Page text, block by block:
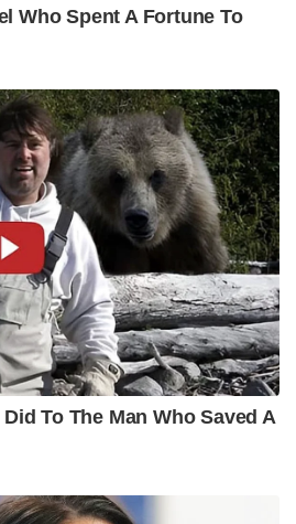
Who Spent A Fortune To
To The Man Who Saved A